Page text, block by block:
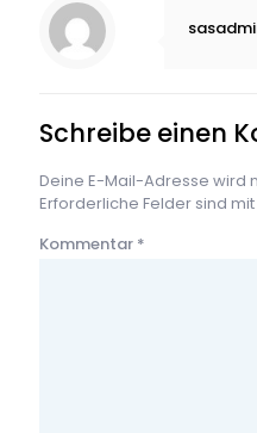
Schreibe einen
Deine E-Mail-Adresse wird
Erforderliche Felder sind mit
Kommentar *